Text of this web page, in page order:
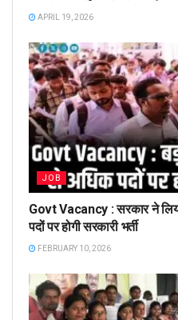
APRIL 19, 2026
JOB
Govt Vacancy : सरकार ने
पदों पर होगी सरकारी भर्ती
FEBRUARY 10, 2026